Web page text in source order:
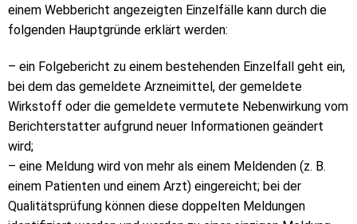
einem Webbericht angezeigten Einzelfälle kann durch die
folgenden Hauptgründe erklärt werden:
– ein Folgebericht zu einem bestehenden Einzelfall geht ein,
bei dem das gemeldete Arzneimittel, der gemeldete
Wirkstoff oder die gemeldete vermutete Nebenwirkung vom
Berichterstatter aufgrund neuer Informationen geändert
wird;
– eine Meldung wird von mehr als einem Meldenden (z. B.
einem Patienten und einem Arzt) eingereicht; bei der
Qualitätsprüfung können diese doppelten Meldungen